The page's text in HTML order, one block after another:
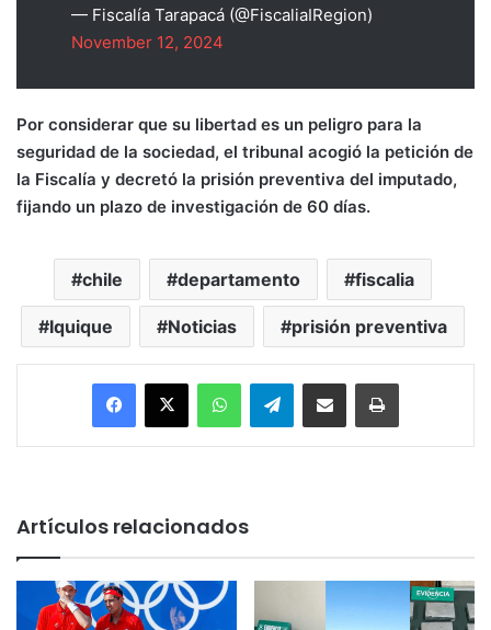
— Fiscalía Tarapacá (@FiscaliaIRegion)
November 12, 2024
Por considerar que su libertad es un peligro para la
seguridad de la sociedad, el tribunal acogió la petición de
la Fiscalía y decretó la prisión preventiva del imputado,
fijando un plazo de investigación de 60 días.
chile departamento fiscalia
Iquique Noticias prisión preventiva
Facebook
X WhatsAppTelegramEnviar vía email Imprimir
Artículos relacionados